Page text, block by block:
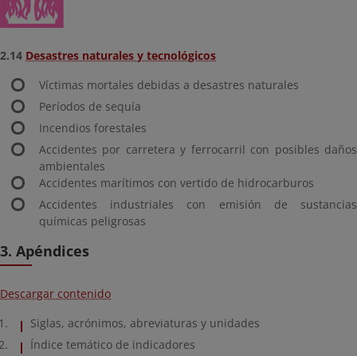
2.14 Desastres naturales y tecnológicos
Víctimas mortales debidas a desastres naturales
Períodos de sequía
Incendios forestales
Accidentes por carretera y ferrocarril con posibles daños
ambientales
Accidentes marítimos con vertido de hidrocarburos
Accidentes industriales con emisión de sustancias
químicas peligrosas
3. Apéndices
Descargar contenido
Siglas, acrónimos, abreviaturas y unidades
Índice temático de indicadores